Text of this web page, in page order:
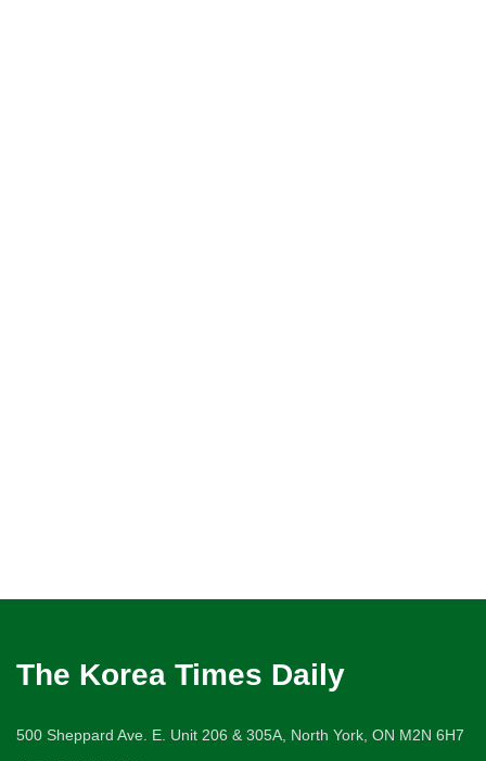
The Korea Times Daily
500 Sheppard Ave. E. Unit 206 & 305A, North York, ON M2N 6H7